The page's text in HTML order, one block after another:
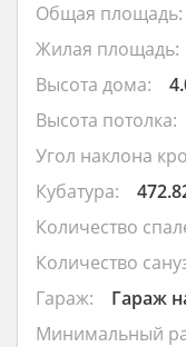
Общая площадь:
Жилая площадь:
Высота дома:
Высота потолка:
Угол наклона
Кубатура:
Количество
Количество
Гараж:
Гараж
Минимальный